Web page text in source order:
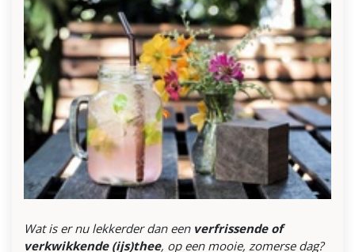
Wat is er nu lekkerder dan een verfrissende of
verkwikkende (ijs)thee, op een mooie, zomerse dag?